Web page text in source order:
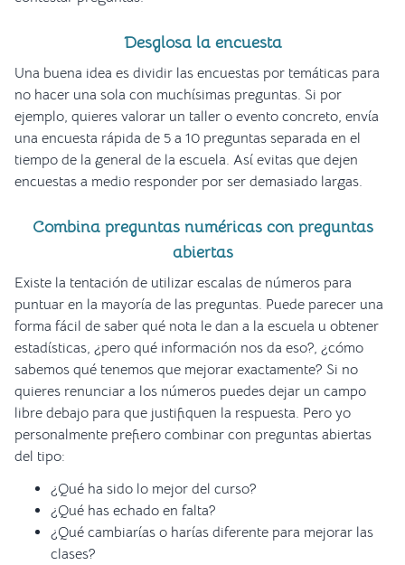
Desglosa la encuesta
Una buena idea es dividir las encuestas por temáticas para
no hacer una sola con muchísimas preguntas. Si por
ejemplo, quieres valorar un taller o evento concreto, envía
una encuesta rápida de 5 a 10 preguntas separada en el
tiempo de la general de la escuela. Así evitas que dejen
encuestas a medio responder por ser demasiado largas.
Combina preguntas numéricas con preguntas
abiertas
Existe la tentación de utilizar escalas de números para
puntuar en la mayoría de las preguntas. Puede parecer una
forma fácil de saber qué nota le dan a la escuela u obtener
estadísticas, ¿pero qué información nos da eso?, ¿cómo
sabemos qué tenemos que mejorar exactamente? Si no
quieres renunciar a los números puedes dejar un campo
libre debajo para que justifiquen la respuesta. Pero yo
personalmente prefiero combinar con preguntas abiertas
del tipo:
¿Qué ha sido lo mejor del curso?
¿Qué has echado en falta?
¿Qué cambiarías o harías diferente para mejorar las
clases?